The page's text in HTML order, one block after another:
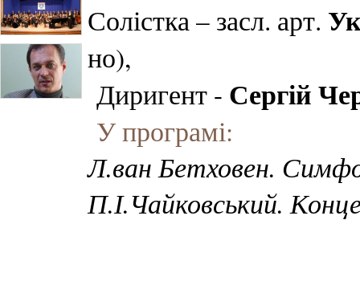
Солістка – засл. арт.
но),
Диригент - Сергій
У програмі:
Л.ван Бетховен.
П.І.Чайковський.